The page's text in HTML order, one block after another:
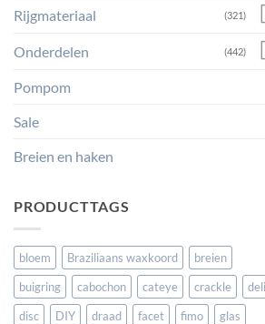
Rijgmateriaal (321)
Onderdelen (442)
Pompom
Sale
Breien en haken
PRODUCTTAGS
bloem Braziliaans waxkoord
breien
buigring
cabochon cateye crackle
disc
DIY draad facet fimo
glas